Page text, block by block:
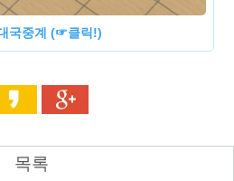
국중계 (☞클릭!)
목록